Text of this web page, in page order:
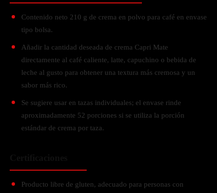
Contenido neto 210 g de crema en polvo para café en envase
tipo bolsa.
Añadir la cantidad deseada de crema Capri Mate
directamente al café caliente, latte, capuchino o bebida de
leche al gusto para obtener una textura más cremosa y un
sabor más rico.
Se sugiere usar en tazas individuales; el envase rinde
aproximadamente 52 porciones si se utiliza la porción
estándar de crema por taza.
Producto libre de gluten, adecuado para personas con